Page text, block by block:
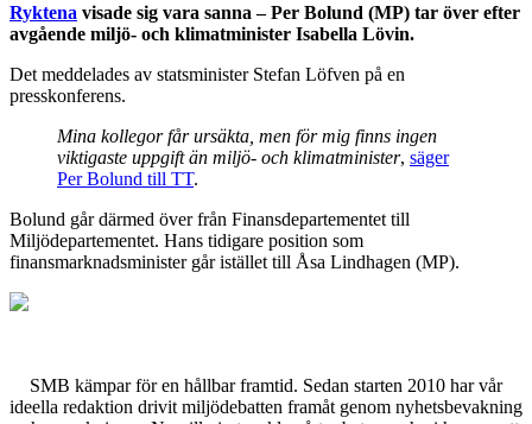
Ryktena visade sig vara sanna – Per Bolund (MP) tar över efter
avgående miljö- och klimatminister Isabella Lövin.
Det meddelades av statsminister Stefan Löfven på en
presskonferens.
Mina kollegor får ursäkta, men för mig finns ingen
viktigaste uppgift än miljö- och klimatminister, säger
Per Bolund till TT.
Bolund går därmed över från Finansdepartementet till
Miljödepartementet. Hans tidigare position som
finansmarknadsminister går istället till Åsa Lindhagen (MP).
SMB kämpar för en hållbar framtid. Sedan starten 2010 har vår
ideella redaktion drivit miljödebatten framåt genom nyhetsbevakning